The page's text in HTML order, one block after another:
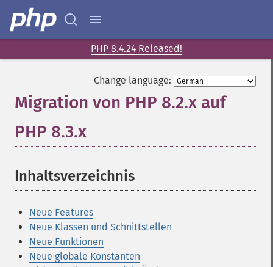
PHP 8.4.24 Released!
Change language:
Migration von PHP 8.2.x auf
PHP 8.3.x
Inhaltsverzeichnis
Neue Features
Neue Klassen und Schnittstellen
Neue Funktionen
Neue globale Konstanten